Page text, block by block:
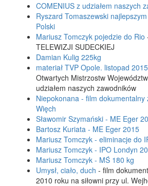
COMENIUS z udziałem naszych
Ryszard Tomaszewski
Polski
Mariusz Tomczyk pojedzie do Rio
TELEWIZJI SUDECKIEJ
Damian Kulig 225kg
materiał TVP Opole. listopad 2015
Otwartych Mistrzostw
udziałem naszych zawodników
Niepokonana - film dokumentalny
Więch
Sławomir Szymański - ME Eger
Bartosz Kuriata - ME Eger 2015
Mariusz Tomczyk - eliminacje do
Mariusz Tomczyk - IPO Londyn
Mariusz Tomczyk - MŚ 180 kg
Umysł, ciało, duch - film
2010 roku na siłowni przy ul.